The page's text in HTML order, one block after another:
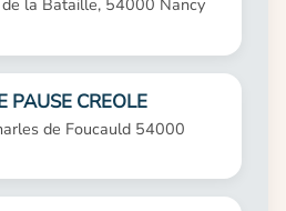
la Bataille, 54000 Nancy
PAUSE CREOLE
de Foucauld 54000